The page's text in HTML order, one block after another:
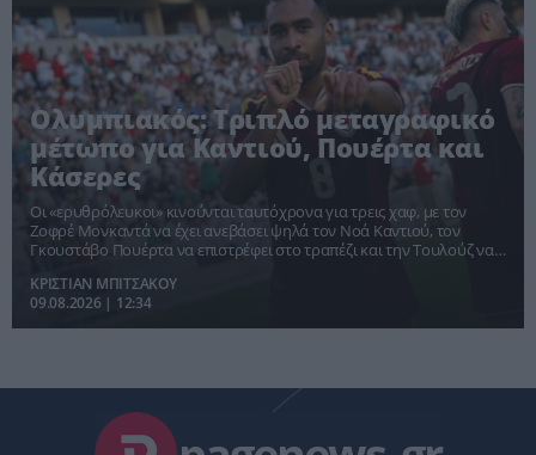
Ολυμπιακός: Τριπλό μεταγραφικό
μέτωπο για Καντιού, Πουέρτα και
Κάσερες
Οι «ερυθρόλευκοι» κινούνται ταυτόχρονα για τρεις χαφ, με τον
Ζοφρέ Μονκαντά να έχει ανεβάσει ψηλά τον Νοά Καντιού, τον
Γκουστάβο Πουέρτα να επιστρέφει στο τραπέζι και την Τουλούζ να
ΚΡΙΣΤΙΑΝ ΜΠΙΤΣΑΚΟΥ
09.08.2026 | 12:34